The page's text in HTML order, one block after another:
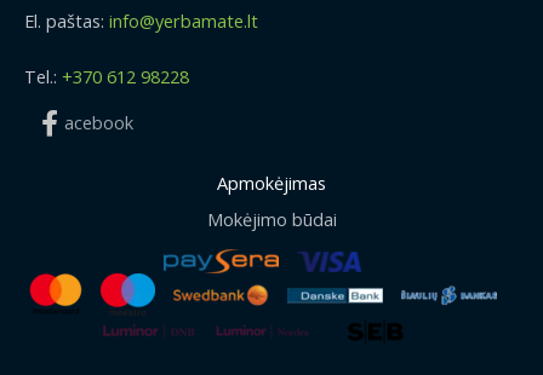
El. paštas: info@yerbamate.lt
Tel.: +370 612 98228
acebook
Apmokėjimas
Mokėjimo būdai